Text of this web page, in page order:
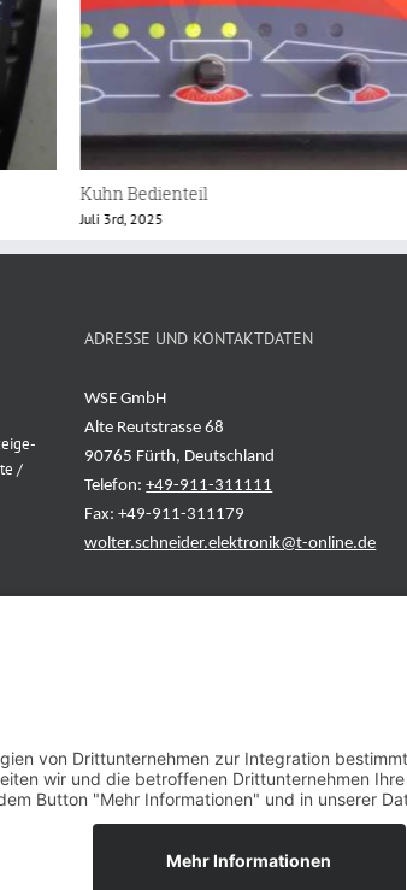
Kuhn AT-10 Bedienteil
November 17th, 2024
/
ADRESSE UND KONTAKTDATEN
WSE GmbH
Alte Reutstrasse 68
90765 Fürth, Deutschland
Telefon:+49-911-311111
Fax: +49-911-311179
wolter.schneider.elektronik@t-online.de